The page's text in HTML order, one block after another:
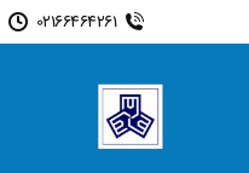
02166464261